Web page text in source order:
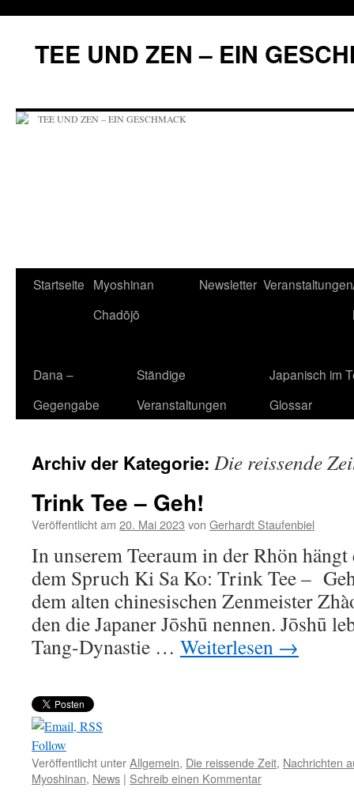
springen
TEE UND ZEN – EIN
Startseite Myoshinan
Chadōjō
Newsletter Veranstaltungen
Dana –
Gegengabe
Ständige
Veranstaltungen
Japanisch im
Glossar
Archiv der Kategorie: Die reissende
Trink Tee – Geh!
Veröffentlicht am 20. Mai 2023 von Gerhardt Staufenbiel
In unserem Teeraum in der Rhön
dem Spruch Ki Sa Ko: Trink Tee –
dem alten chinesischen Zenmeister
den die Japaner Jōshū nennen. Jōshū
Tang-Dynastie … Weiterlesen →
Follow
Veröffentlicht unterAllgemein, Die reissende Zeit, Nachrichten
Myoshinan, News | Schreib einen Kommentar